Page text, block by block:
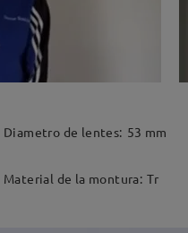
Diametro de lentes: 53 mm
Material de la montura: Tr